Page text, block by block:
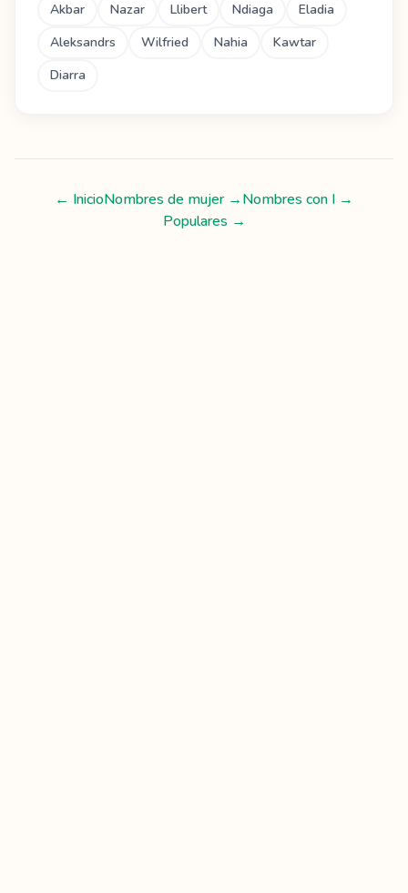
Akbar
Nazar Llibert Ndiaga
Eladia
Aleksandrs
Wilfried Nahia
Kawtar
Diarra
← InicioNombres de mujer→Nombres con I →
Populares →